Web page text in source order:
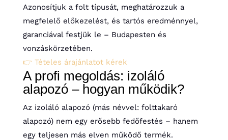
Azonosítjuk a folt típusát, meghatározzuk a
megfelelő előkezelést, és tartós eredménnyel,
garanciával festjük le – Budapesten és
vonzáskörzetében.
👉 Tételes árajánlatot kérek
A profi megoldás: izoláló
alapozó – hogyan működik?
Az izoláló alapozó (más névvel: folttakaró
alapozó) nem egy erősebb fedőfestés – hanem
egy teljesen más elven működő termék.